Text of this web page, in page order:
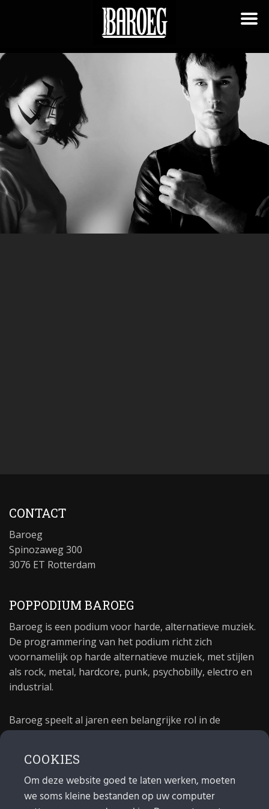
CONTACT
Baroeg
Spinozaweg 300
3076 ET Rotterdam
POPPODIUM BAROEG
Baroeg is een podium voor harde, alternatieve muziek.
De programmering van het podium richt zich
voornamelijk op harde alternatieve muziek, met stijlen
als rock, metal, hardcore, punk, psychobilly, electro en
industrial.
Baroeg speelt al jaren een belangrijke rol in de
poppodium 40 jaar.
MAIL
COOKIES
Om deze website goed te laten werken, moeten
we soms kleine bestanden op uw computer